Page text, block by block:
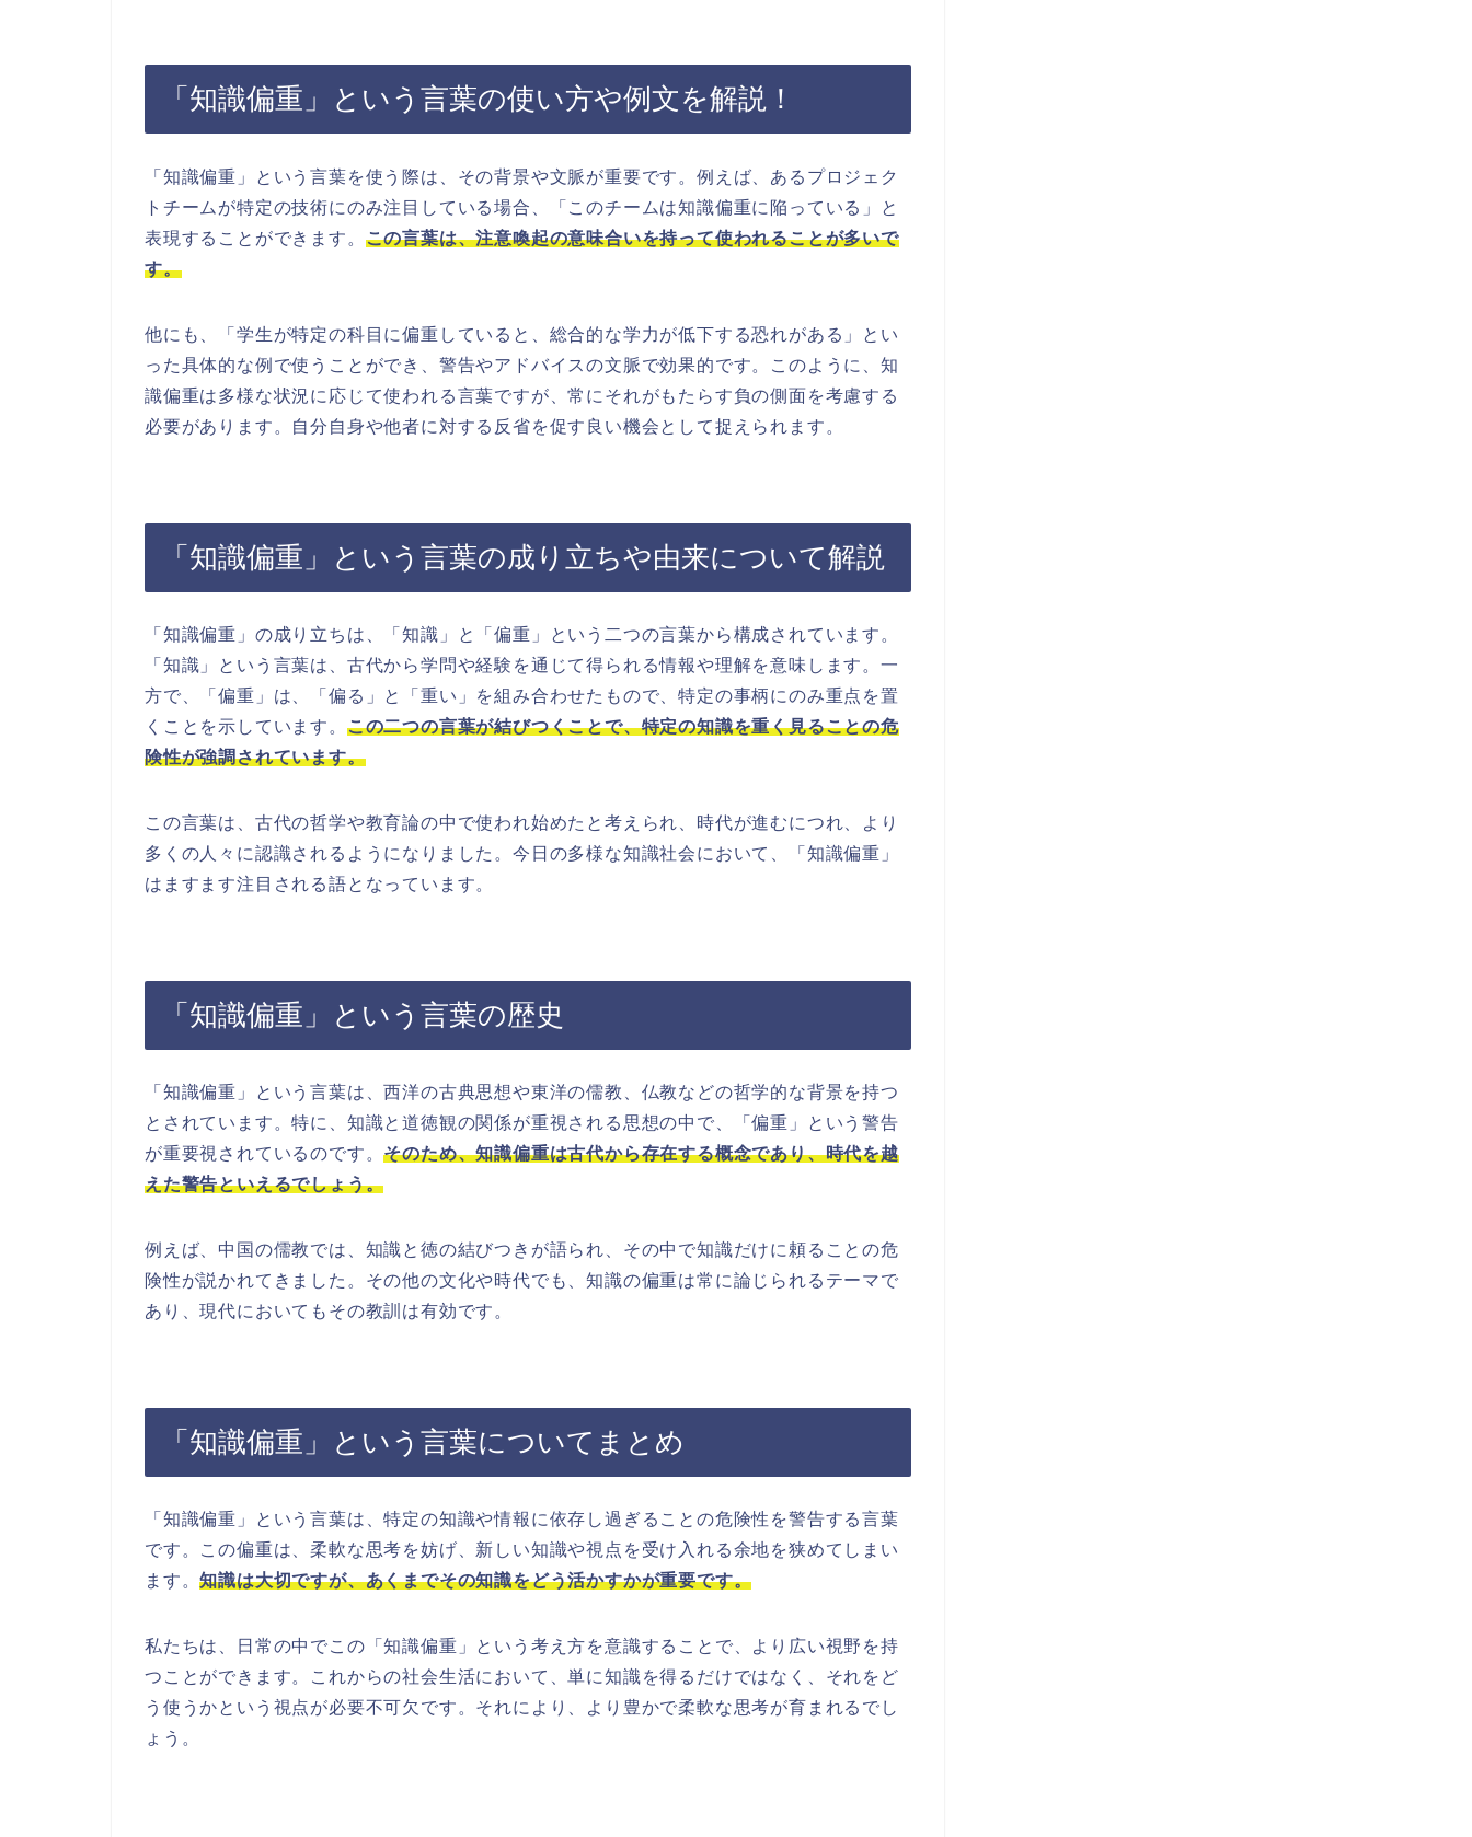
「知識偏重」という言葉の使い方や例文を解説！
「知識偏重」という言葉を使う際は、その背景や文脈が重要です。例えば、あるプロジェク
トチームが特定の技術にのみ注目している場合、「このチームは知識偏重に陥っている」と
表現することができます。 この言葉は、注意喚起の意味合いを持って使われることが多いで
す。
他にも、「学生が特定の科目に偏重していると、総合的な学力が低下する恐れがある」とい
った具体的な例で使うことができ、警告やアドバイスの文脈で効果的です。このように、知
識偏重は多様な状況に応じて使われる言葉ですが、常にそれがもたらす負の側面を考慮する
必要があります。自分自身や他者に対する反省を促す良い機会として捉えられます。
「知識偏重」という言葉の成り立ちや由来について解説
「知識偏重」の成り立ちは、「知識」と「偏重」という二つの言葉から構成されています。
「知識」という言葉は、古代から学問や経験を通じて得られる情報や理解を意味します。一
方で、「偏重」は、「偏る」と「重い」を組み合わせたもので、特定の事柄にのみ重点を置
くことを示しています。 この二つの言葉が結びつくことで、特定の知識を重く見ることの危
険性が強調されています。
この言葉は、古代の哲学や教育論の中で使われ始めたと考えられ、時代が進むにつれ、より
多くの人々に認識されるようになりました。今日の多様な知識社会において、「知識偏重」
はますます注目される語となっています。
「知識偏重」という言葉の歴史
「知識偏重」という言葉は、西洋の古典思想や東洋の儒教、仏教などの哲学的な背景を持つ
とされています。特に、知識と道徳観の関係が重視される思想の中で、「偏重」という警告
が重要視されているのです。そのため、知識偏重は古代から存在する概念であり、時代を越
えた警告といえるでしょう。
例えば、中国の儒教では、知識と徳の結びつきが語られ、その中で知識だけに頼ることの危
険性が説かれてきました。その他の文化や時代でも、知識の偏重は常に論じられるテーマで
あり、現代においてもその教訓は有効です。
「知識偏重」という言葉についてまとめ
「知識偏重」という言葉は、特定の知識や情報に依存し過ぎることの危険性を警告する言葉
です。この偏重は、柔軟な思考を妨げ、新しい知識や視点を受け入れる余地を狭めてしまい
ます。知識は大切ですが、あくまでその知識をどう活かすかが重要です。
私たちは、日常の中でこの「知識偏重」という考え方を意識することで、より広い視野を持
つことができます。これからの社会生活において、単に知識を得るだけではなく、それをど
う使うかという視点が必要不可欠です。それにより、より豊かで柔軟な思考が育まれるでし
ょう。